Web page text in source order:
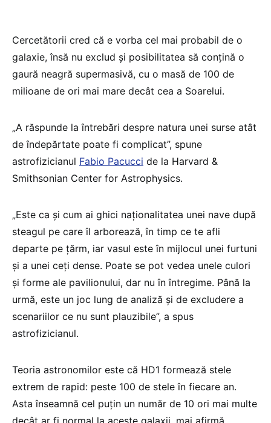
Cercetătorii cred că e vorba cel mai probabil de o
galaxie, însă nu exclud și posibilitatea să conțină o
gaură neagră supermasivă, cu o masă de 100 de
milioane de ori mai mare decât cea a Soarelui.
„A răspunde la întrebări despre natura unei surse atât
de îndepărtate poate fi complicat”, spune
astrofizicianul Fabio Pacucci de la Harvard &
Smithsonian Center for Astrophysics.
„Este ca și cum ai ghici naționalitatea unei nave după
steagul pe care îl arborează, în timp ce te afli
departe pe țărm, iar vasul este în mijlocul unei furtuni
și a unei ceți dense. Poate se pot vedea unele culori
și forme ale pavilionului, dar nu în întregime. Până la
urmă, este un joc lung de analiză și de excludere a
scenariilor ce nu sunt plauzibile”, a spus
astrofizicianul.
Teoria astronomilor este că HD1 formează stele
extrem de rapid: peste 100 de stele în fiecare an.
Asta înseamnă cel puțin un număr de 10 ori mai multe
decât ar fi normal la aceste galaxii, mai afirmă